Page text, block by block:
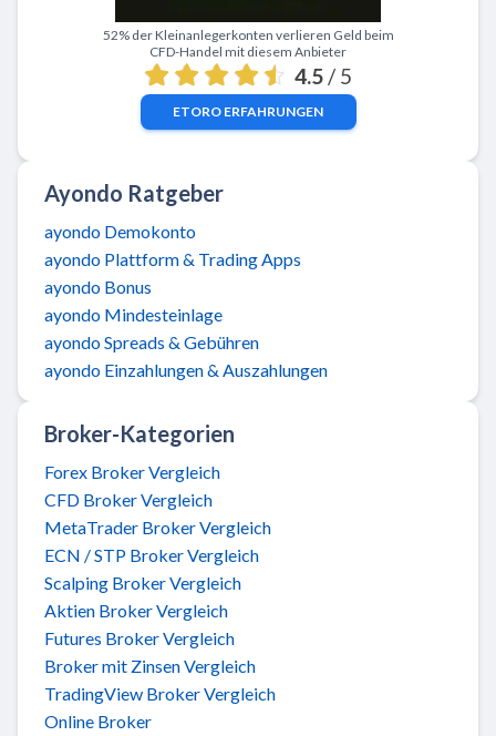
Zu eToro
52% der Kleinanlegerkonten verlieren Geld beim
CFD-Handel mit diesem Anbieter
4.5 / 5
ETORO ERFAHRUNGEN
Ayondo Ratgeber
ayondo Demokonto
ayondo Plattform & Trading Apps
ayondo Bonus
ayondo Mindesteinlage
ayondo Spreads & Gebühren
ayondo Einzahlungen & Auszahlungen
Broker-Kategorien
Forex Broker Vergleich
CFD Broker Vergleich
MetaTrader Broker Vergleich
ECN / STP Broker Vergleich
Scalping Broker Vergleich
Aktien Broker Vergleich
Futures Broker Vergleich
Broker mit Zinsen Vergleich
TradingView Broker Vergleich
Online Broker